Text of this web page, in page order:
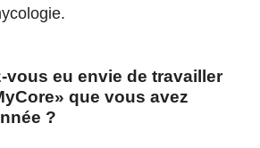
vous eu envie de travailler
que vous avez
?